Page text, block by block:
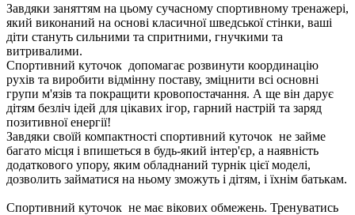
Завдяки заняттям на цьому сучасному спортивному тренажері,
який виконаний на основі класичної шведської стінки, ваші
діти стануть сильними та спритними, гнучкими та
витривалими.
Спортивний куточок допомагає розвинути координацію
рухів та виробити відмінну поставу, зміцнити всі основні
групи м'язів та покращити кровопостачання. А ще він дарує
дітям безліч ідей для цікавих ігор, гарний настрій та заряд
позитивної енергії!
Завдяки своїй компактності спортивний куточок не займе
багато місця і впишеться в будь-який інтер'єр, а наявність
додаткового упору, яким обладнаний турнік цієї моделі,
дозволить займатися на ньому зможуть і дітям, і їхнім батькам.
Спортивний куточок не має вікових обмежень. Тренуватись